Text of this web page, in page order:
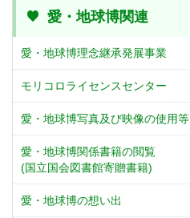
愛・地球博関連
愛・地球博理念継承発展事業
モリコロライセンスセンター
愛・地球博写真及び映像の使用等
愛・地球博関係書籍の閲覧
(国立国会図書館寄贈書籍)
愛・地球博の想い出